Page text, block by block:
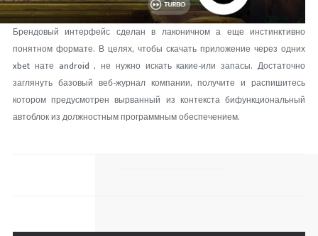
Брендовый интерфейс сделан в лаконичном а еще инстинктивно
понятном формате. В целях, чтобы скачать приложение через одних
xbet нате android , не нужно искать какие-или запасы. Достаточно
заглянуть базовый веб-журнал компании, получите и распишитесь
котором предусмотрен вырванный из контекста бифункциональный
автоблок из должностным программным обеспечением.